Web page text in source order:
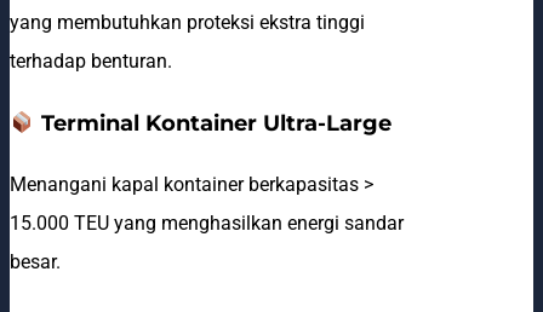
yang membutuhkan proteksi ekstra tinggi
terhadap benturan.
Terminal Kontainer Ultra-Large
Menangani kapal kontainer berkapasitas >
15.000 TEU yang menghasilkan energi sandar
besar.